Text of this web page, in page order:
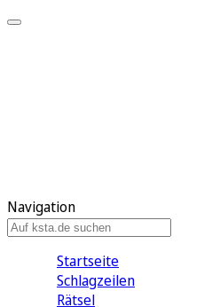
Navigation
Startseite
Schlagzeilen
Rätsel